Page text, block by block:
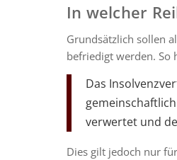
In welcher
Grundsätzlich sollen
befriedigt werden. So
Das
verwertet und
Dies gilt jedoch nur